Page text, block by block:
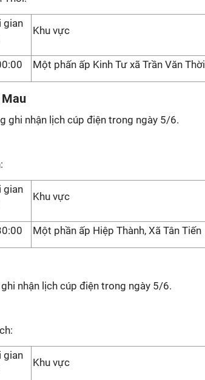
gian
Khu vực
Một phấn ấp Kinh Tư xã Trần Văn Thời
ghi nhận lịch cúp điện trong ngày 5/6.
gian
Khu vực
Một phần ấp Hiệp Thành, Xã Tân Tiến
nhận lịch cúp điện trong ngày 5/6.
gian
Khu vực